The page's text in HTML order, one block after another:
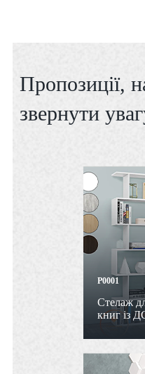
Пропозиції,
звернути
P0001
Стелаж
книг із